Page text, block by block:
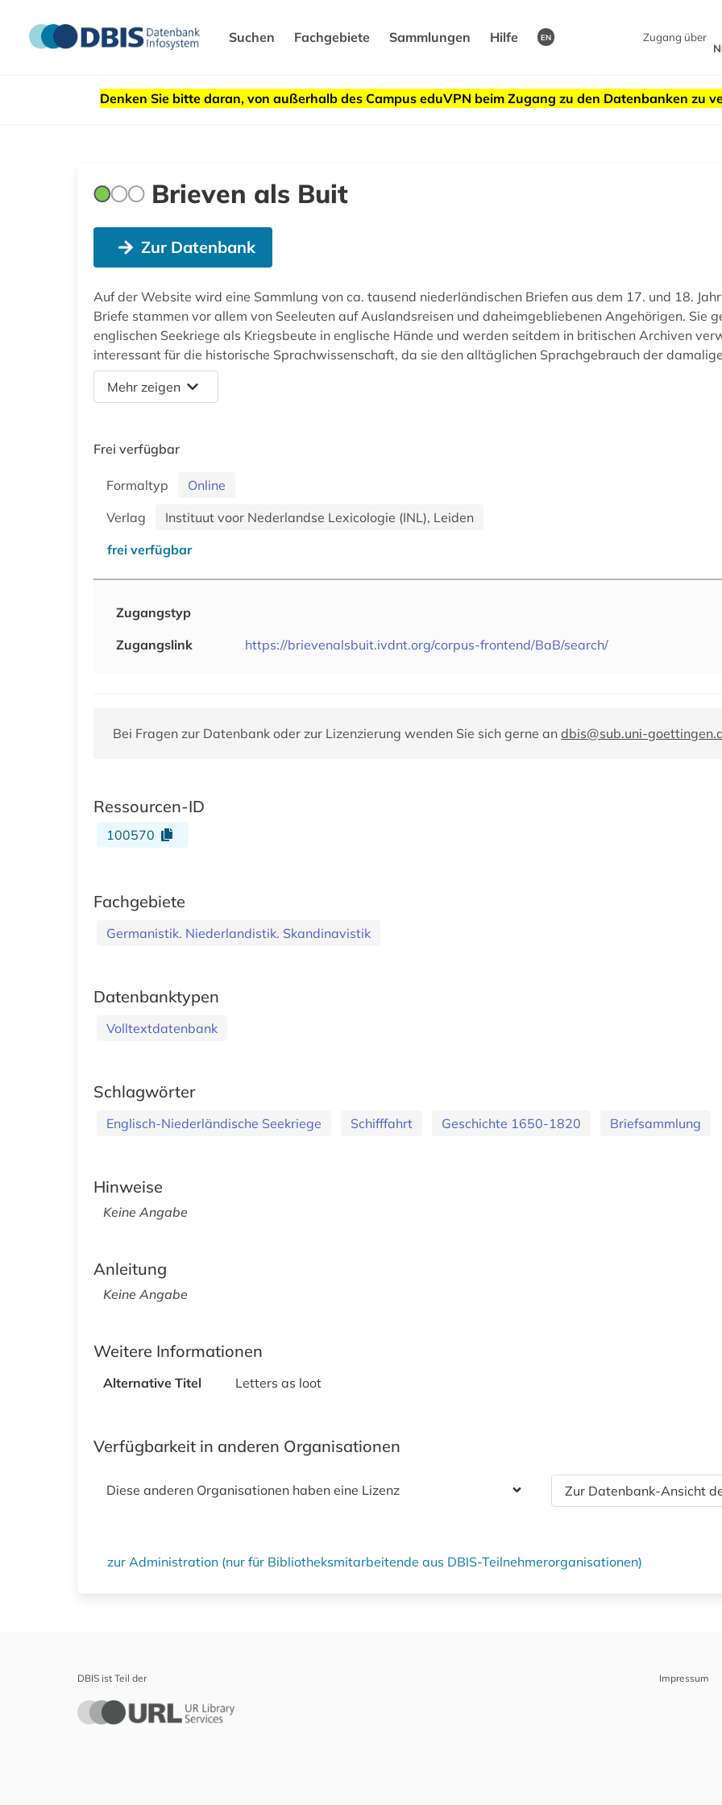
Suchen Fachgebiete Sammlungen Hilfe EN
Zugang über
Denken Sie bitte daran, von außerhalb des Campus eduVPN beim Zugang zu den Datenbanken zu
Brieven als Buit
Zur Datenbank
Auf der Website wird eine Sammlung von ca. tausend niederländischen Briefen aus dem 17. und 18.
Briefe stammen vor allem von Seeleuten auf Auslandsreisen und daheimgebliebenen Angehörigen. Sie
englischen Seekriege als Kriegsbeute in englische Hände und werden seitdem in britischen Archiven
interessant für die historische Sprachwissenschaft, da sie den alltäglichen Sprachgebrauch der
Mehr zeigen
Frei verfügbar
Formaltyp
Online
Verlag
Instituut voor Nederlandse Lexicologie (INL), Leiden
frei verfügbar
Zugangstyp
Zugangslink
https://brievenalsbuit.ivdnt.org/corpus-frontend/BaB/search/
Bei Fragen zur Datenbank oder zur Lizenzierung wenden Sie sich gerne an dbis@sub.uni-
Ressourcen-ID
100570
Fachgebiete
Germanistik. Niederlandistik. Skandinavistik
Datenbanktypen
Volltextdatenbank
Schlagwörter
Englisch-Niederländische Seekriege Schifffahrt Geschichte 1650-1820 Briefsammlung
Hinweise
Keine Angabe
Anleitung
Keine Angabe
Weitere Informationen
Alternative Titel Letters as loot
Verfügbarkeit in anderen Organisationen
Diese anderen Organisationen haben eine Lizenz Zur Datenbank-Ansicht
zur Administration (nur für Bibliotheksmitarbeitende aus DBIS-Teilnehmerorganisationen)
DBIS ist Teil der Impressum